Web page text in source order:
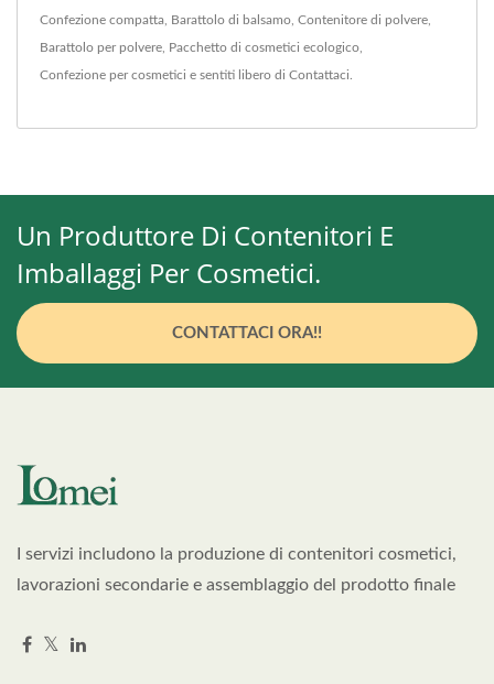
Confezione compatta Barattolo di balsamo Contenitore di polvere
Barattolo per polvere Pacchetto di cosmetici ecologico
Confezione per cosmetici e sentiti libero di Contattaci
Un Produttore Di Contenitori E
Imballaggi Per Cosmetici.
CONTATTACI ORA!!
I servizi includono la produzione di contenitori cosmetici,
lavorazioni secondarie e assemblaggio del prodotto finale